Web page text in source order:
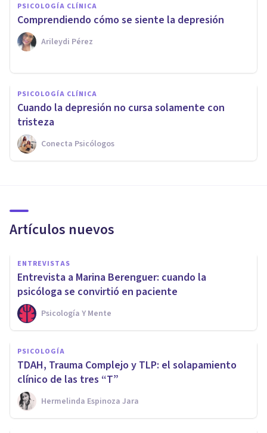
PSICOLOGÍA CLÍNICA
Comprendiendo cómo se siente la depresión
Arileydi Pérez
PSICOLOGÍA CLÍNICA
Cuando la depresión no cursa solamente con
tristeza
Conecta Psicólogos
Artículos nuevos
ENTREVISTAS
Entrevista a Marina Berenguer: cuando la
psicóloga se convirtió en paciente
Psicología Y Mente
PSICOLOGÍA
TDAH, Trauma Complejo y TLP: el solapamiento
clínico de las tres “T”
Hermelinda Espinoza Jara